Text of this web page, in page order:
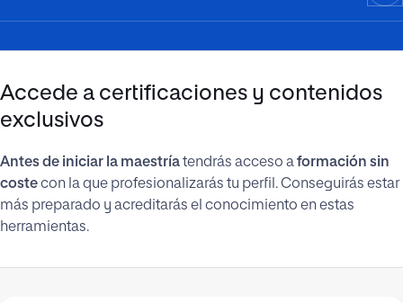
Accede a certificaciones y contenidos
exclusivos
Antes de iniciar la maestríatendrás acceso aformación sin
costecon la que profesionalizarás tu perfil. Conseguirás estar
más preparado y acreditarás el conocimiento en estas
herramientas.